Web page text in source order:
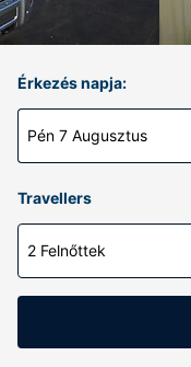
Érkezés napja:
Pén 7 Augusztus
Travellers
2 Felnőttek